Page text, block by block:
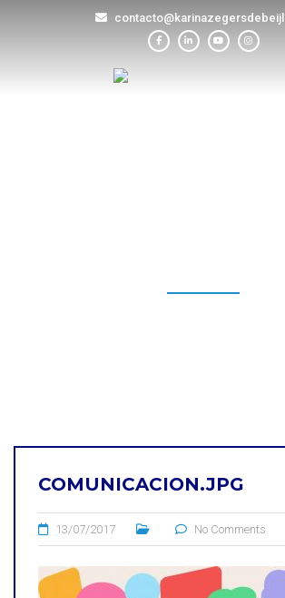
COMUNICACION.JPG
13/07/2017 No Comments